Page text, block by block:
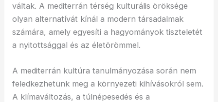
váltak. A mediterrán térség kulturális öröksége
olyan alternatívát kínál a modern társadalmak
számára, amely egyesíti a hagyományok tiszteletét
a nyitottsággal és az életörömmel.
A mediterrán kultúra tanulmányozása során nem
feledkezhetünk meg a környezeti kihívásokról sem.
A klímaváltozás, a túlnépesedés és a